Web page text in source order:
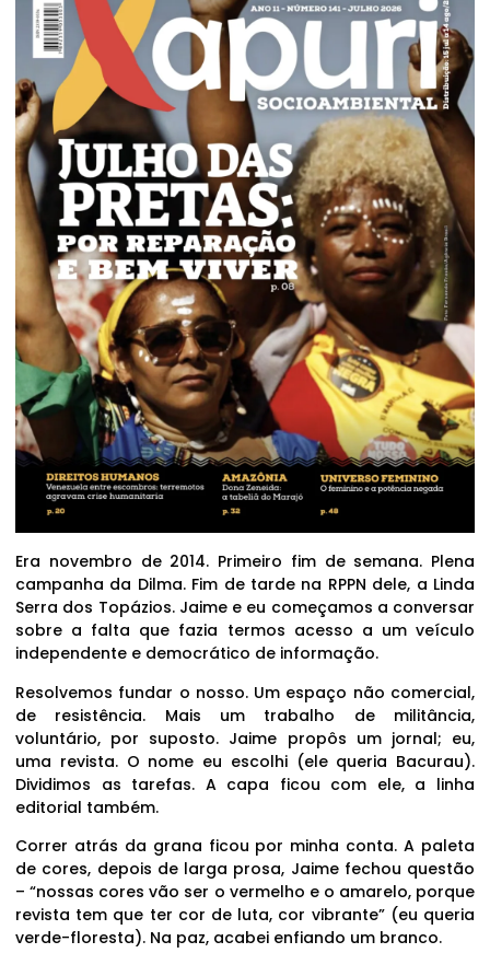
Era novembro de 2014. Primeiro fim de semana. Plena
campanha da Dilma. Fim de tarde na RPPN dele, a Linda
Serra dos Topázios. Jaime e eu começamos a conversar
sobre a falta que fazia termos acesso a um veículo
independente e democrático de informação.
Resolvemos fundar o nosso. Um espaço não comercial,
de resistência. Mais um trabalho de militância,
voluntário, por suposto. Jaime propôs um jornal; eu,
uma revista. O nome eu escolhi (ele queria Bacurau).
Dividimos as tarefas. A capa ficou com ele, a linha
editorial também.
Correr atrás da grana ficou por minha conta. A paleta
de cores, depois de larga prosa, Jaime fechou questão
– “nossas cores vão ser o vermelho e o amarelo, porque
revista tem que ter cor de luta, cor vibrante” (eu queria
verde-floresta). Na paz, acabei enfiando um branco.